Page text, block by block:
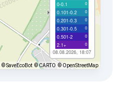
0-0.1 0
0.101-0.2 0
0.201-0.3 0
0.301-0.5 0
0.501-2 0
2.1+ 0
08.08.2026, 18:07
© SaveEcoBot © CARTO © OpenStreetMap